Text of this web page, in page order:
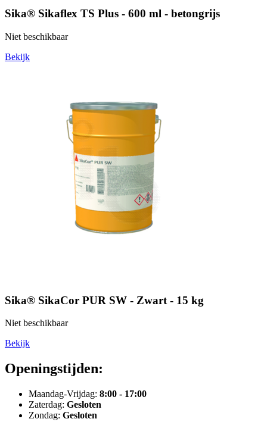
Sika® Sikaflex TS Plus - 600 ml - betongrijs
Niet beschikbaar
Bekijk
Sika® SikaCor PUR SW - Zwart - 15 kg
Niet beschikbaar
Bekijk
Openingstijden:
Maandag-Vrijdag: 8:00 - 17:00
Zaterdag: Gesloten
Zondag: Gesloten